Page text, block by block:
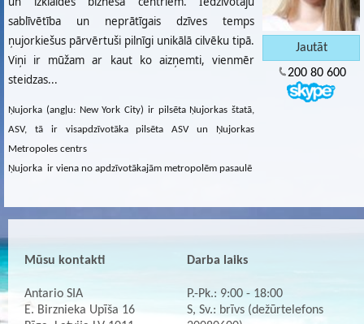
200 80 600
sablīvētība un neprātīgais dzīves temps
ņujorkiešus pārvērtuši pilnīgi unikālā cilvēku tipā.
Viņi ir mūžam ar kaut ko aizņemti, vienmēr
steidzas...
Ņujorka (angļu: New York City) ir pilsēta Ņujorkas štatā,
ASV, tā ir visapdzīvotāka pilsēta ASV un Ņujorkas
Metropoles centrs
Ņujorka ir viena no apdzīvotākajām metropolēm pasaulē
Mūsu kontakti
Antario SIA
E. Birznieka Upīša 16
Darba laiks
P.-Pk.: 9:00 - 18:00
S, Sv.: brīvs (dežūrtelefons